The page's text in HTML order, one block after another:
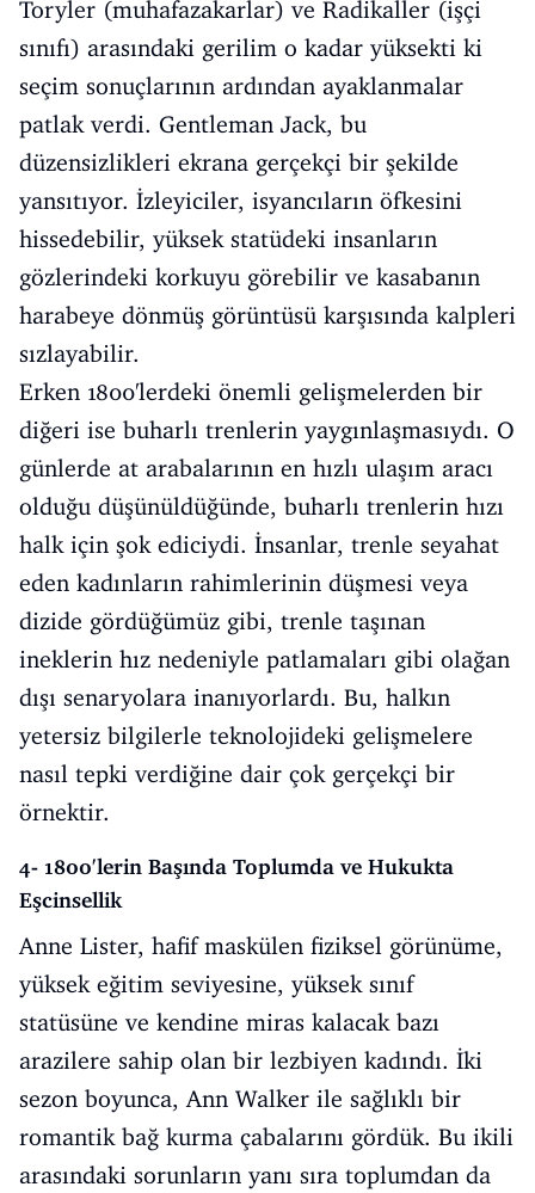
Toryler (muhafazakarlar) ve Radikaller (işçi
sınıfı) arasındaki gerilim o kadar yüksekti ki
seçim sonuçlarının ardından ayaklanmalar
patlak verdi. Gentleman Jack, bu
düzensizlikleri ekrana gerçekçi bir şekilde
yansıtıyor. İzleyiciler, isyancıların öfkesini
hissedebilir, yüksek statüdeki insanların
gözlerindeki korkuyu görebilir ve kasabanın
harabeye dönmüş görüntüsü karşısında kalpleri
sızlayabilir.
Erken 1800'lerdeki önemli gelişmelerden bir
diğeri ise buharlı trenlerin yaygınlaşmasıydı. O
günlerde at arabalarının en hızlı ulaşım aracı
olduğu düşünüldüğünde, buharlı trenlerin hızı
halk için şok ediciydi. İnsanlar, trenle seyahat
eden kadınların rahimlerinin düşmesi veya
dizide gördüğümüz gibi, trenle taşınan
ineklerin hız nedeniyle patlamaları gibi olağan
dışı senaryolara inanıyorlardı. Bu, halkın
yetersiz bilgilerle teknolojideki gelişmelere
nasıl tepki verdiğine dair çok gerçekçi bir
örnektir.
4- 1800'lerin Başında Toplumda ve Hukukta
Eşcinsellik
Anne Lister, hafif maskülen fiziksel görünüme,
yüksek eğitim seviyesine, yüksek sınıf
statüsüne ve kendine miras kalacak bazı
arazilere sahip olan bir lezbiyen kadındı. İki
sezon boyunca, Ann Walker ile sağlıklı bir
romantik bağ kurma çabalarını gördük. Bu ikili
arasındaki sorunların yanı sıra toplumdan da